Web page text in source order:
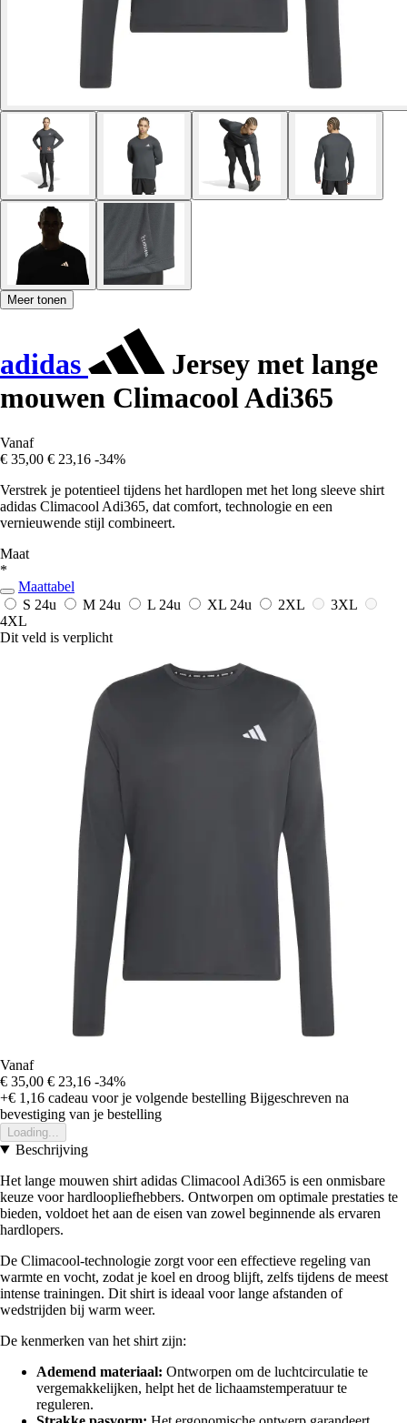
Meer tonen
adidas
Jersey met lange
mouwen Climacool Adi365
Vanaf
€ 35,00 € 23,16 -34%
Verstrek je potentieel tijdens het hardlopen met het long sleeve shirt
adidas Climacool Adi365, dat comfort, technologie en een
vernieuwende stijl combineert.
Maat
*
Maattabel
S 24u M 24u L 24u XL 24u 2XL
3XL
4XL
Dit veld is verplicht
Vanaf
€ 35,00 € 23,16 -34%
+€ 1,16 cadeau voor je volgende bestelling Bijgeschreven na
bevestiging van je bestelling
Loading...
Beschrijving
Het lange mouwen shirt adidas Climacool Adi365 is een onmisbare
keuze voor hardloopliefhebbers. Ontworpen om optimale prestaties te
bieden, voldoet het aan de eisen van zowel beginnende als ervaren
hardlopers.
De Climacool-technologie zorgt voor een effectieve regeling van
warmte en vocht, zodat je koel en droog blijft, zelfs tijdens de meest
intense trainingen. Dit shirt is ideaal voor lange afstanden of
wedstrijden bij warm weer.
De kenmerken van het shirt zijn:
Ademend materiaal: Ontworpen om de luchtcirculatie te
vergemakkelijken, helpt het de lichaamstemperatuur te
reguleren.